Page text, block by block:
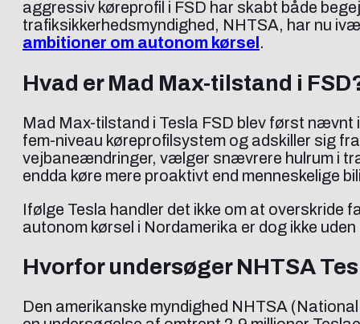
aggressiv køreprofil i FSD har skabt både
trafiksikkerhedsmyndighed, NHTSA, har nu
ambitioner om autonom kørsel .
Hvad er Mad Max-tilstand i
Mad Max-tilstand i Tesla FSD blev først nævnt
fem-niveau køreprofilsystem og adskiller sig
vejbaneændringer, vælger snævrere hulrum i
endda køre mere proaktivt end menneskelige
Ifølge Tesla handler det ikke om at
autonom kørsel i Nordamerika er dog ikke uden
Hvorfor undersøger NHTSA
Den amerikanske myndighed NHTSA